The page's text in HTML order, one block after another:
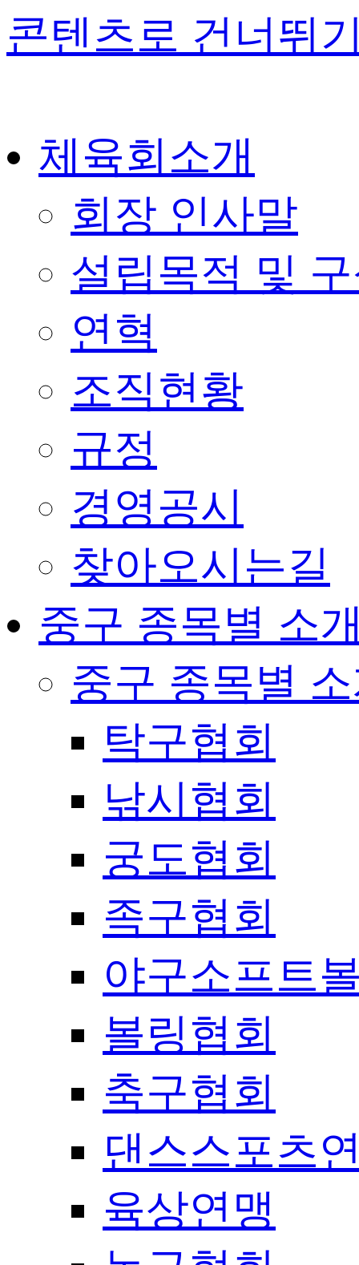
콘텐츠로 건너뛰
체육회소개
회장 인사말
설립목적 및
연혁
조직현황
규정
경영공시
찾아오시는길
중구 종목별 소
중구 종목별
탁구협회
낚시협회
궁도협회
족구협회
야구소프트
볼링협회
축구협회
댄스스포츠
육상연맹